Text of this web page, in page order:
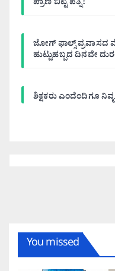
ಪ್ರಾಣ ಬಿಟ್ಟ ಪತ್ನಿ!
ಜೋಗ್ ಫಾಲ್ಸ್ ಪ್ರವಾಸದ
ಹುಟ್ಟುಹಬ್ಬದ ದಿನವೇ
ಶಿಕ್ಷಕರು ಎಂದೆಂದಿಗೂ
You missed